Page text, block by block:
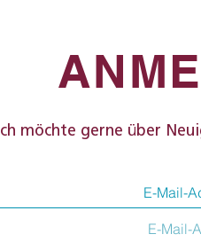
möchte gerne über
E-Mail-